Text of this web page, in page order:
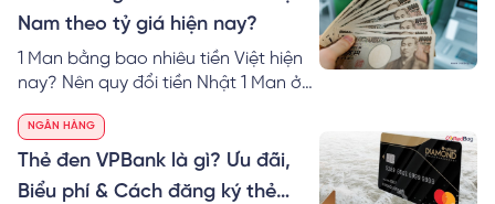
Nam theo tỷ giá hiện nay?
1 Man bằng bao nhiêu tiền Việt hiện
nay? Nên quy đổi tiền Nhật 1 Man ở
nơi đổi 1 Man VND hôm nay giá tốt
nhất!
NGÂN HÀNG
Thẻ đen VPBank là gì? Ưu đãi,
Biểu phí & Cách đăng ký thẻ